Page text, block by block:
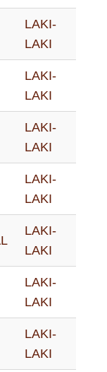
LAKI-
LAKI
LAKI-
LAKI
LAKI-
LAKI
LAKI-
LAKI
LAKI-
LAKI
LAKI-
LAKI
LAKI-
LAKI